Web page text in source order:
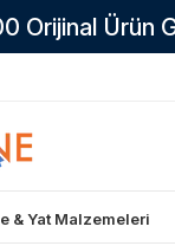
Orijinal
& Yat Malzemeleri